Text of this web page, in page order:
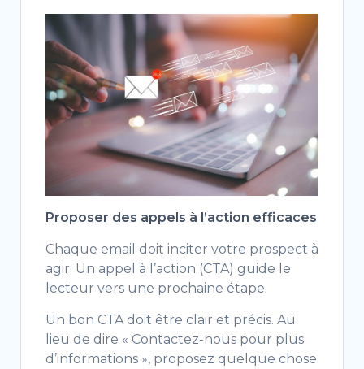
Proposer des appels à l’action efficaces
Chaque email doit inciter votre prospect à
agir. Un appel à l’action (CTA) guide le
lecteur vers une prochaine étape.
Un bon CTA doit être clair et précis. Au
lieu de dire « Contactez-nous pour plus
d’informations », proposez quelque chose